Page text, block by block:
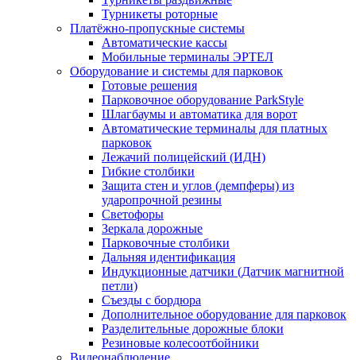
Турникеты роторные
Платёжно-пропускные системы
Автоматические кассы
Мобильные терминалы ЭРТЕЛ
Оборудование и системы для парковок
Готовые решения
Парковочное оборудование ParkStyle
Шлагбаумы и автоматика для ворот
Автоматические терминалы для платных
парковок
Лежачий полицейский (ИДН)
Гибкие столбики
Защита стен и углов (демпферы) из
ударопрочной резины
Светофоры
Зеркала дорожные
Парковочные столбики
Дальняя идентификация
Индукционные датчики (Датчик магнитной
петли)
Съезды с бордюра
Дополнительное оборудование для парковок
Разделительные дорожные блоки
Резиновые колесоотбойники
Видеонаблюдение